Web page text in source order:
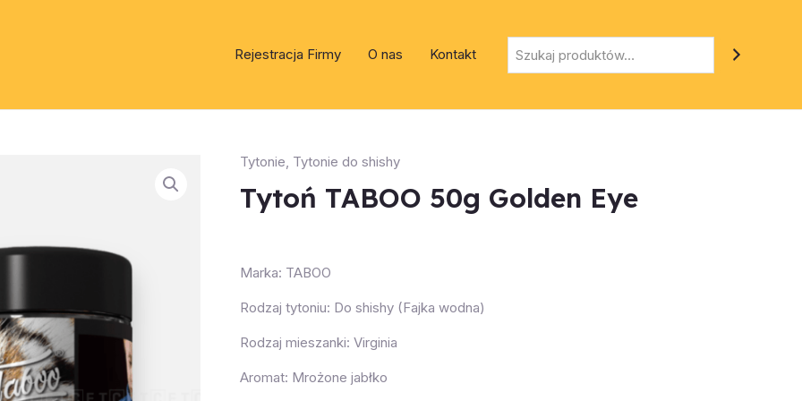
Rejestracja Firmy O nas Kontakt
Tytonie, Tytonie do shishy
Tytoń TABOO 50g Golden Eye
Marka: TABOO
Rodzaj tytoniu: Do shishy (Fajka wodna)
Rodzaj mieszanki: Virginia
Aromat: Mrożone jabłko